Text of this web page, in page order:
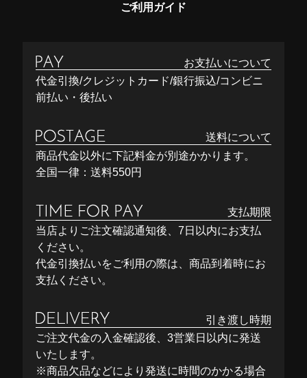
ご利用ガイド
お支払いについて
代金引換/クレジットカード/銀行振込/コンビニ
前払い・後払い
送料について
商品代金以外に下記料金が別途かかります。
全国一律：送料550円
支払期限
当店よりご注文確認通知後、7日以内にお支払
ください。
代金引換払いをご利用の際は、商品到着時にお
支払ください。
引き渡し時期
ご注文代金の入金確認後、3営業日以内に発送
いたします。
※商品欠品などにより発送に時間のかかる場合